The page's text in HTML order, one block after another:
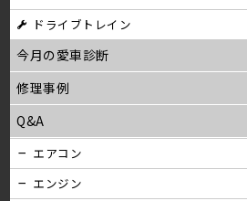
ンドライブトレイン
今月の愛車診断
修理事例
Q&A
エアコン
エンジン